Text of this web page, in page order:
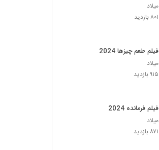
میلاد
۸۰۱ بازدید
فیلم طعم چیزها 2024
میلاد
۹۱۵ بازدید
فیلم فرمانده 2024
میلاد
۸۷۱ بازدید